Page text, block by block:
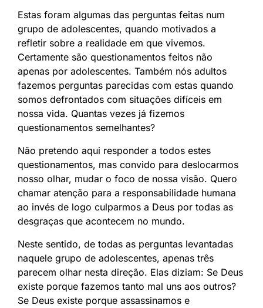
Estas foram algumas das perguntas feitas num
grupo de adolescentes, quando motivados a
refletir sobre a realidade em que vivemos.
Certamente são questionamentos feitos não
apenas por adolescentes. Também nós adultos
fazemos perguntas parecidas com estas quando
somos defrontados com situações difíceis em
nossa vida. Quantas vezes já fizemos
questionamentos semelhantes?
Não pretendo aqui responder a todos estes
questionamentos, mas convido para deslocarmos
nosso olhar, mudar o foco de nossa visão. Quero
chamar atenção para a responsabilidade humana
ao invés de logo culparmos a Deus por todas as
desgraças que acontecem no mundo.
Neste sentido, de todas as perguntas levantadas
naquele grupo de adolescentes, apenas três
parecem olhar nesta direção. Elas diziam: Se Deus
existe porque fazemos tanto mal uns aos outros?
Se Deus existe porque assassinamos e